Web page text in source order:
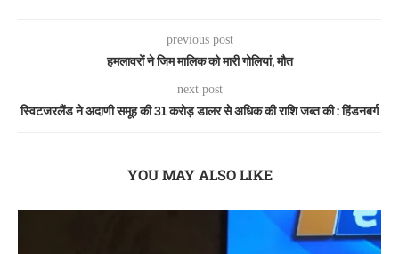
previous post
हमलावरों ने जिम मालिक को मारी गोलियां, मौत
next post
स्विटजरलैंड ने अदाणी समूह की 31 करोड़ डालर से अधिक की राशि जब्त की : हिंडनबर्ग
YOU MAY ALSO LIKE